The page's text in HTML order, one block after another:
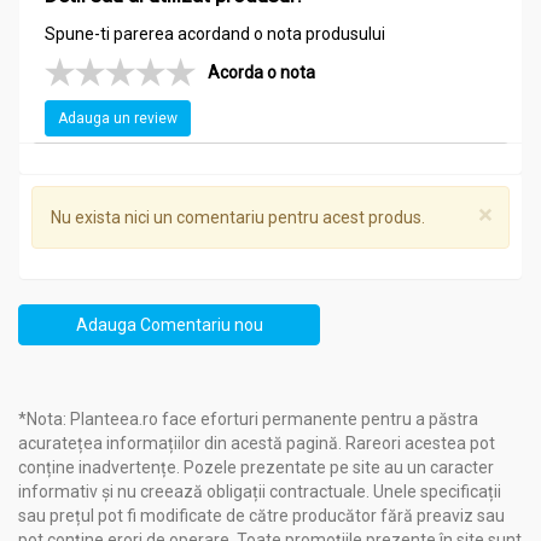
Recomandari
Tinctura soc flori 50ml - NERA PLANT
Cum acţionează?
Sprijină funcționarea normală a căilor respiratorii
Ajută la drenarea normală a lichidelor corporale
Regularizează procesul de transpirație
:
Constipaţie
Obezitate
Extern:
Abcese
Spune-ti parerea acordand o nota produsului
Acorda o nota
Adauga un review
×
Nu exista nici un comentariu pentru acest produs.
Adauga Comentariu nou
*Nota: Planteea.ro face eforturi permanente pentru a păstra
acuratețea informațiilor din acestă pagină. Rareori acestea pot
conține inadvertențe. Pozele prezentate pe site au un caracter
informativ și nu creează obligații contractuale. Unele specificații
sau prețul pot fi modificate de către producător fără preaviz sau